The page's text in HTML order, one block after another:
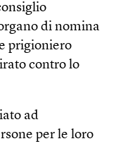
di nomina
prigioniero
contro lo
ad
per le loro